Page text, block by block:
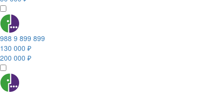
988 9 899 899
130 000 ₽
200 000 ₽